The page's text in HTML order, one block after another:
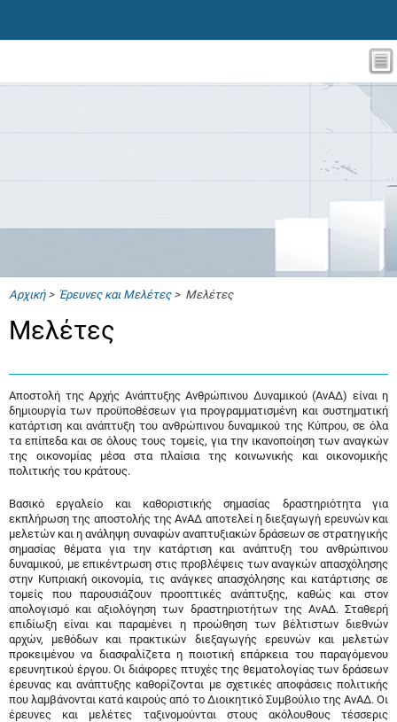
Αρχική> Έρευνες και Μελέτες> Μελέτες
Μελέτες
Αποστολή της Αρχής Ανάπτυξης Ανθρώπινου Δυναμικού (ΑνΑΔ) είναι η
δημιουργία των προϋποθέσεων για προγραμματισμένη και συστηματική
κατάρτιση και ανάπτυξη του ανθρώπινου δυναμικού της Κύπρου, σε όλα
τα επίπεδα και σε όλους τους τομείς, για την ικανοποίηση των αναγκών
της οικονομίας μέσα στα πλαίσια της κοινωνικής και οικονομικής
πολιτικής του κράτους.
Βασικό εργαλείο και καθοριστικής σημασίας δραστηριότητα για
εκπλήρωση της αποστολής της ΑνΑΔ αποτελεί η διεξαγωγή ερευνών και
μελετών και η ανάληψη συναφών αναπτυξιακών δράσεων σε στρατηγικής
σημασίας θέματα για την κατάρτιση και ανάπτυξη του ανθρώπινου
δυναμικού, με επικέντρωση στις προβλέψεις των αναγκών απασχόλησης
στην Κυπριακή οικονομία, τις ανάγκες απασχόλησης και κατάρτισης σε
τομείς που παρουσιάζουν προοπτικές ανάπτυξης, καθώς και στον
απολογισμό και αξιολόγηση των δραστηριοτήτων της ΑνΑΔ. Σταθερή
επιδίωξη είναι και παραμένει η προώθηση των βέλτιστων διεθνών
αρχών, μεθόδων και πρακτικών διεξαγωγής ερευνών και μελετών
προκειμένου να διασφαλίζετα η ποιοτική επάρκεια του παραγόμενου
ερευνητικού έργου. Οι διάφορες πτυχές της θεματολογίας των δράσεων
έρευνας και ανάπτυξης καθορίζονται με σχετικές αποφάσεις πολιτικής
που λαμβάνονται κατά καιρούς από το Διοικητικό Συμβούλιο της ΑνΑΔ. Οι
έρευνες και μελέτες ταξινομούνται στους ακόλουθους τέσσερις